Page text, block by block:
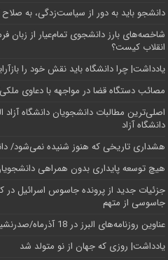
دانشجو باید به دور از سیاست‌زدگی، به
شاخصه‌های بارز دانشجوی تمام‌عیار از زبان
انقلاب کیست؟
یادداشت| چرا دانشگاه باید نقش خود را
مصائب دستگاه قضا در مواجهه با دعاوی
اصلی‌ترین مطالبات دانشجویان دانشگاه
دانشگاه آز‌اد
هشداری تاریخی که هنوز شنیده نمی‌شود/
هیچ توسعه پایداری بدون همراهی
جزئیات جدید از پرونده جاسوس اسرائیل
جاسوسی از متهم
عناوین روزنامه‌های البرز در ‌18 آذرماه/صدرنشینی در ارائه خدمات زایمان بی‌درد
یادداشت| روزی که جهان از نو متولد شد